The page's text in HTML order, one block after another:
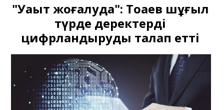
"Уақыт жоғалуда": Тоқаев шұғыл
түрде деректерді
цифрландыруды талап етті